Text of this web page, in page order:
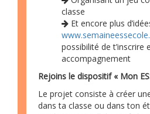
classe
Et encore plus
possibilité de t’inscrire
accompagnement
Rejoins le dispositif « Mon
Le projet consiste à créer
dans ta classe ou dans ton